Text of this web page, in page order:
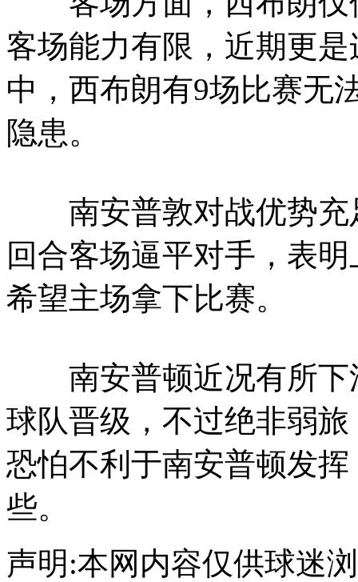
客场能力有限，近期更
中，西布朗有9场比赛无
隐患。
南安普敦对战优势充
回合客场逼平对手，表
希望主场拿下比赛。
南安普顿近况有所下
球队晋级，不过绝非弱
恐怕不利于南安普顿发
些。
声明:本网内容仅供球迷